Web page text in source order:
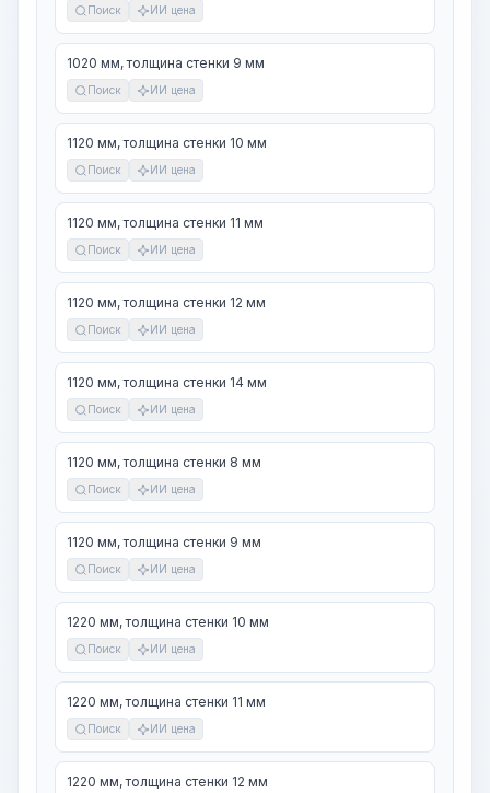
Поиск ИИ цена
1020 мм, толщина стенки 9 мм
Поиск ИИ цена
1120 мм, толщина стенки 10 мм
Поиск ИИ цена
1120 мм, толщина стенки 11 мм
Поиск ИИ цена
1120 мм, толщина стенки 12 мм
Поиск ИИ цена
1120 мм, толщина стенки 14 мм
Поиск ИИ цена
1120 мм, толщина стенки 8 мм
Поиск ИИ цена
1120 мм, толщина стенки 9 мм
Поиск ИИ цена
1220 мм, толщина стенки 10 мм
Поиск ИИ цена
1220 мм, толщина стенки 11 мм
Поиск ИИ цена
1220 мм, толщина стенки 12 мм